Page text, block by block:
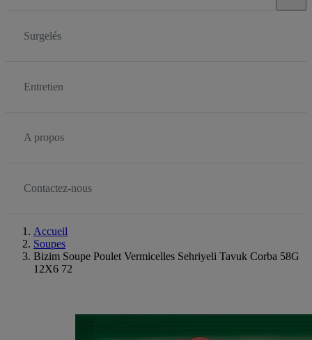
Surgelés
Entretien
A propos
Contactez-nous
Accueil
Soupes
Bizim Soupe Poulet Vermicelles Sehriyeli Tavuk Corba 58G
12X6 72